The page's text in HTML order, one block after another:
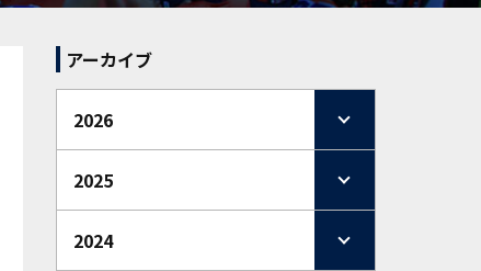
アーカイブ
2026
2025
2024